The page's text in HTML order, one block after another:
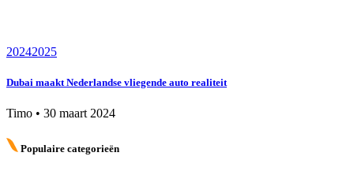
20242025
Dubai maakt Nederlandse vliegende auto realiteit
Timo • 30 maart 2024
Populaire categorieën